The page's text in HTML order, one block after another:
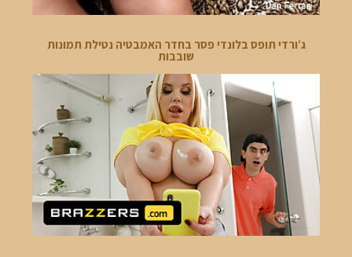
ג’ורדי תופס בלונדי פסר בחדר האמבטיה נטילת תמונות
שובבות